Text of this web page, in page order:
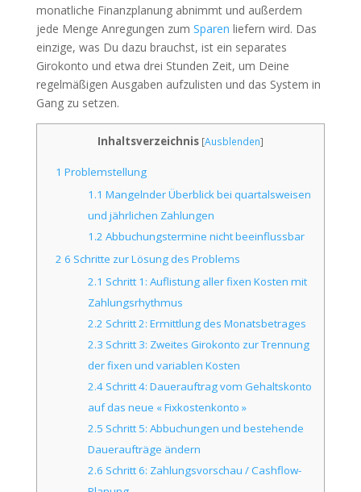
monatliche Finanzplanung abnimmt und außerdem
jede Menge Anregungen zum Sparen liefern wird. Das
einzige, was Du dazu brauchst, ist ein separates
Girokonto und etwa drei Stunden Zeit, um Deine
regelmäßigen Ausgaben aufzulisten und das System in
Gang zu setzen.
Inhaltsverzeichnis [Ausblenden]
1 Problemstellung
1.1 Mangelnder Überblick bei quartalsweisen
und jährlichen Zahlungen
1.2 Abbuchungstermine nicht beeinflussbar
2 6 Schritte zur Lösung des Problems
2.1 Schritt 1: Auflistung aller fixen Kosten mit
Zahlungsrhythmus
2.2 Schritt 2: Ermittlung des Monatsbetrages
2.3 Schritt 3: Zweites Girokonto zur Trennung
der fixen und variablen Kosten
2.4 Schritt 4: Dauerauftrag vom Gehaltskonto
auf das neue « Fixkostenkonto »
2.5 Schritt 5: Abbuchungen und bestehende
Daueraufträge ändern
2.6 Schritt 6: Zahlungsvorschau / Cashflow-